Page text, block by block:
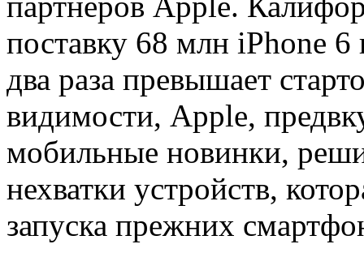
поставку 68 млн iPhone 6
два раза превышает
видимости, Apple,
мобильные новинки,
нехватки устройств,
запуска прежних